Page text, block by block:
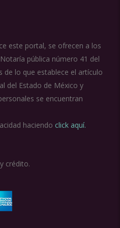
este portal, se ofrecen a los
pública número 41 del
de lo que establece el artículo
del Estado de México y
se encuentran
haciendo click aquí.
crédito.